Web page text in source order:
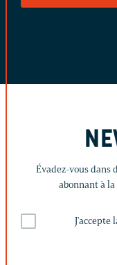
Évadez-vous dans
abonnant à
J'accepte